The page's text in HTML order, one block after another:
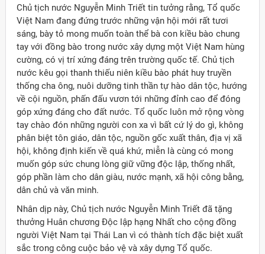
Chủ tịch nước Nguyễn Minh Triết tin tưởng rằng, Tổ quốc
Việt Nam đang đứng trước những vận hội mới rất tươi
sáng, bày tỏ mong muốn toàn thể bà con kiều bào chung
tay với đồng bào trong nước xây dựng một Việt Nam hùng
cường, có vị trí xứng đáng trên trường quốc tế. Chủ tịch
nước kêu gọi thanh thiếu niên kiều bào phát huy truyền
thống cha ông, nuôi dưỡng tinh thần tự hào dân tộc, hướng
về cội nguồn, phấn đấu vươn tới những đỉnh cao để đóng
góp xứng đáng cho đất nước. Tổ quốc luôn mở rộng vòng
tay chào đón những người con xa vì bất cứ lý do gì, không
phân biệt tôn giáo, dân tộc, nguồn gốc xuất thân, địa vị xã
hội, không định kiến về quá khứ, miễn là cùng có mong
muốn góp sức chung lòng giữ vững độc lập, thống nhất,
góp phần làm cho dân giàu, nước mạnh, xã hội công bằng,
dân chủ và văn minh.
Nhân dịp này, Chủ tịch nước Nguyễn Minh Triết đã tặng
thưởng Huân chương Độc lập hạng Nhất cho cộng đồng
người Việt Nam tại Thái Lan vì có thành tích đặc biệt xuất
sắc trong công cuộc bảo vệ và xây dựng Tổ quốc.